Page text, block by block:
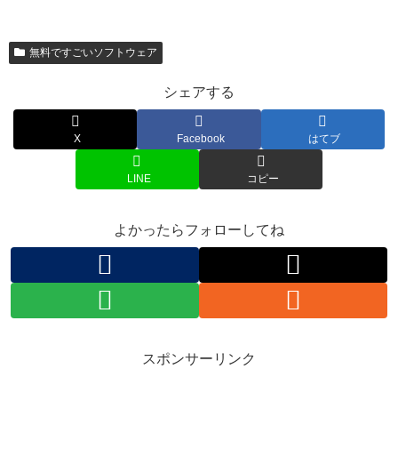
無料ですごいソフトウェア
シェアする
X Facebook はてブ
LINE コピー
よかったらフォローしてね
スポンサーリンク